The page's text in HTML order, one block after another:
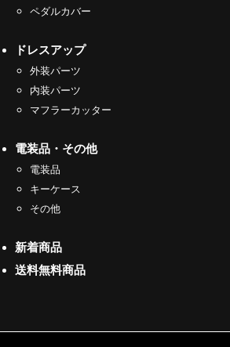
ペダルカバー
ドレスアップ
外装パーツ
内装パーツ
マフラーカッター
電装品・その他
電装品
キーケース
その他
新着商品
送料無料商品